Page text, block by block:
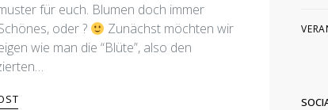
für euch. Blumen doch immer
oder ?
Zunächst möchten wir
wie man die “Blüte”, also den